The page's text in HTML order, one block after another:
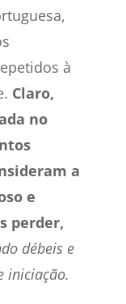
à
Claro,
no
a
e
perder,
débeis e
iniciação.